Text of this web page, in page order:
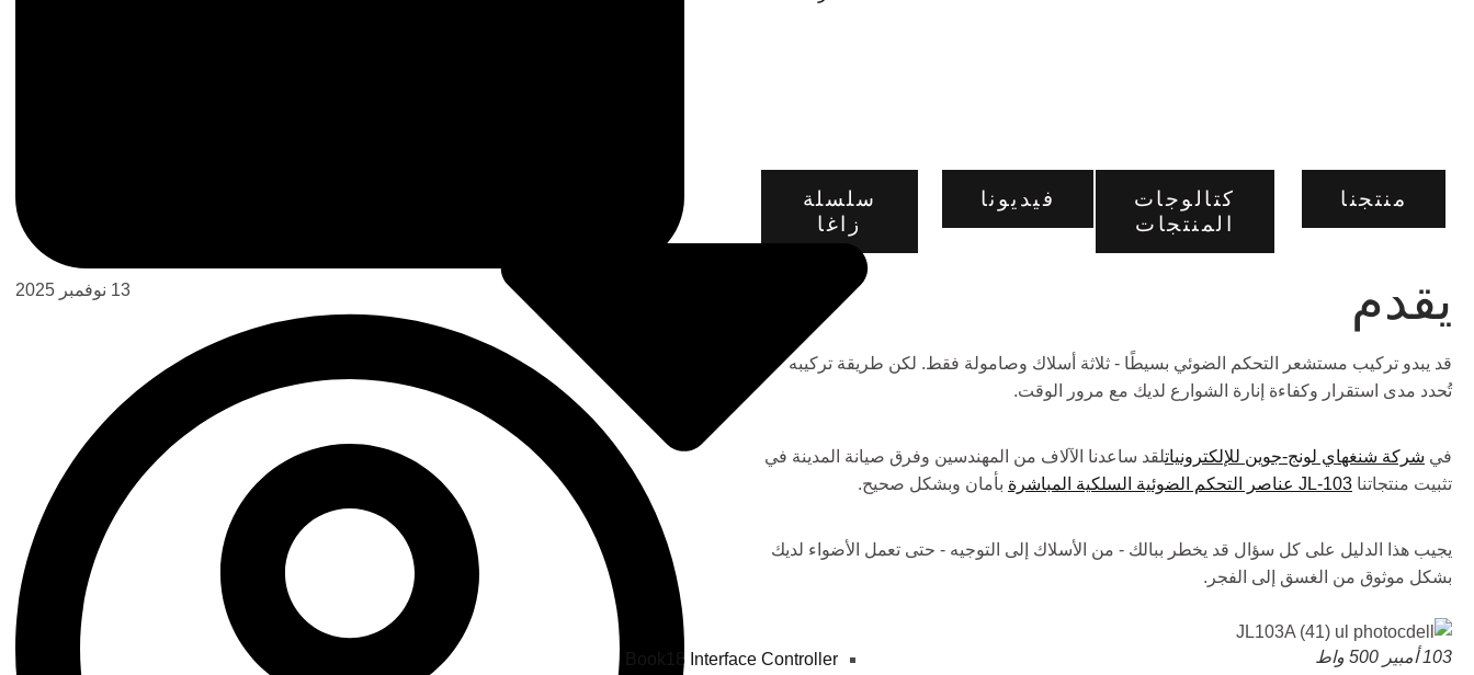
Book18 Interface Controller
منتجنا
كتالوجات
المنتجات
فيديونا
سلسلة
زاغا
يقدم
قد يبدو تركيب مستشعر التحكم الضوئي بسيطًا - ثلاثة أسلاك وصامولة فقط. لكن طريقة تركيبه
تُحدد مدى استقرار وكفاءة إنارة الشوارع لديك مع مرور الوقت.
في شركة شنغهاي لونج-جوين للإلكترونياتلقد ساعدنا الآلاف من المهندسين وفرق صيانة المدينة في
تثبيت منتجاتنا JL-103 عناصر التحكم الضوئية السلكية المباشرة بأمان وبشكل صحيح.
يجيب هذا الدليل على كل سؤال قد يخطر ببالك - من الأسلاك إلى التوجيه - حتى تعمل الأضواء لديك
بشكل موثوق من الغسق إلى الفجر.
103 أمبير 500 واط
13 نوفمبر 2025